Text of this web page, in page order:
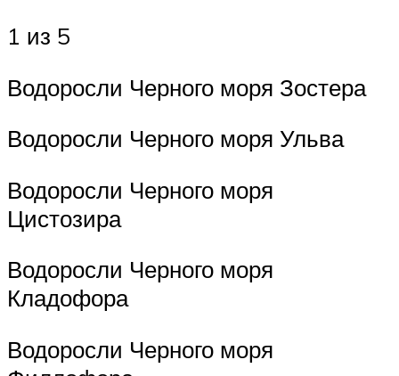
1 из 5
Водоросли Черного моря Зостера
Водоросли Черного моря Ульва
Водоросли Черного моря
Цистозира
Водоросли Черного моря
Кладофора
Водоросли Черного моря